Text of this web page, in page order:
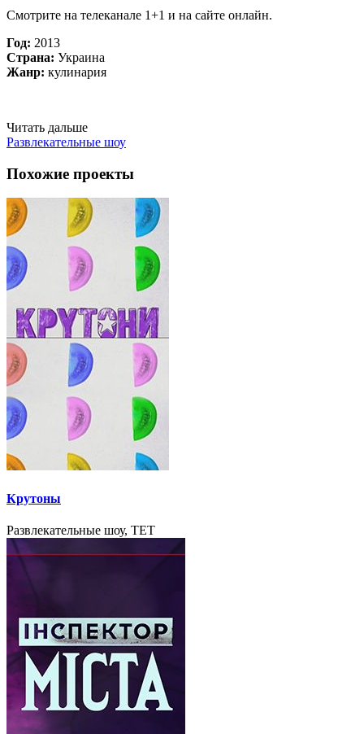
Смотрите на телеканале 1+1 и на сайте онлайн.
Год: 2013
Страна: Украина
Жанр: кулинария
Читать дальше
Развлекательные шоу
Похожие проекты
Крутоны
Развлекательные шоу, TET